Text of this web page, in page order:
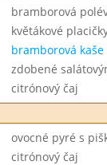
bramborová
květákové
bramborová kaše
zdobené
citrónový čaj
ovocné pyré s
citrónový čaj